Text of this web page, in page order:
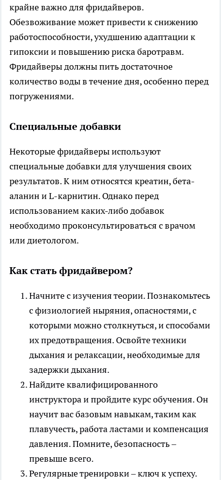
крайне важно для фридайверов.
Обезвоживание может привести к снижению
работоспособности, ухудшению адаптации к
гипоксии и повышению риска баротравм.
Фридайверы должны пить достаточное
количество воды в течение дня, особенно перед
погружениями.
Специальные добавки
Некоторые фридайверы используют
специальные добавки для улучшения своих
результатов. К ним относятся креатин, бета-
аланин и L-карнитин. Однако перед
использованием каких-либо добавок
необходимо проконсультироваться с врачом
или диетологом.
Как стать фридайвером?
Начните с изучения теории. Познакомьтесь
с физиологией ныряния, опасностями, с
которыми можно столкнуться, и способами
их предотвращения. Освойте техники
дыхания и релаксации, необходимые для
задержки дыхания.
Найдите квалифицированного
инструктора и пройдите курс обучения. Он
научит вас базовым навыкам, таким как
плавучесть, работа ластами и компенсация
давления. Помните, безопасность –
превыше всего.
Регулярные тренировки – ключ к успеху.